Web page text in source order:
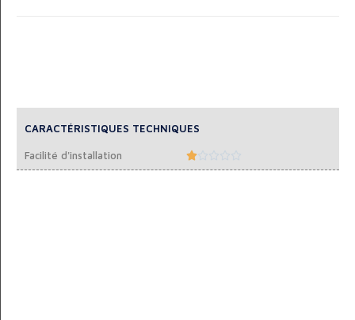
CARACTÉRISTIQUES TECHNIQUES
Facilité d'installation 